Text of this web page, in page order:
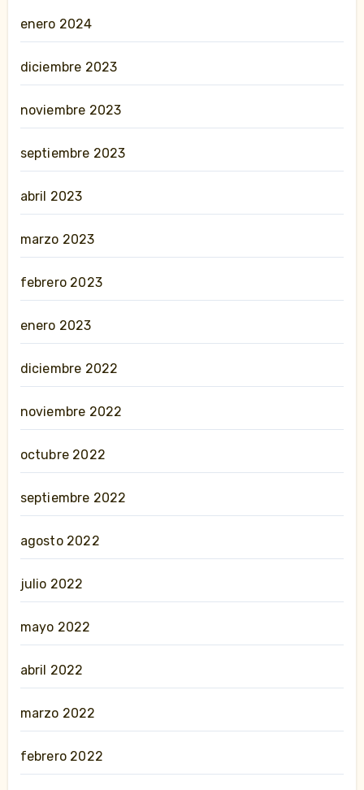
enero 2024
diciembre 2023
noviembre 2023
septiembre 2023
abril 2023
marzo 2023
febrero 2023
enero 2023
diciembre 2022
noviembre 2022
octubre 2022
septiembre 2022
agosto 2022
julio 2022
mayo 2022
abril 2022
marzo 2022
febrero 2022